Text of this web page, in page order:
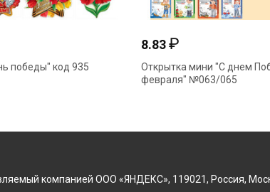
победы" код 935
8.83₽
Открытка мини "С днем
февраля" №063/065
компанией ООО «ЯНДЕКС», 119021, Россия,